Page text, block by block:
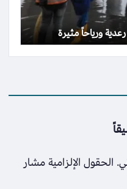
ورياحاً مثيرة
الحقول الإلزامية مشار